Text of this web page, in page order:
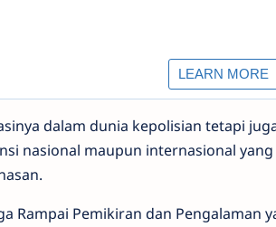
dalam dunia kepolisian tetapi
nasional maupun internasional yang
Rampai Pemikiran dan Pengalaman